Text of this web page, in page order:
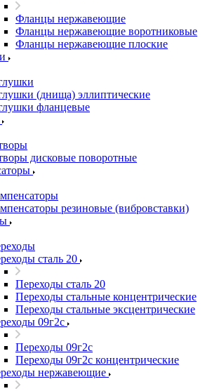
Фланцы нержавеющие
Фланцы нержавеющие воротниковые
Фланцы нержавеющие плоские
(днища) эллиптические
фланцевые
дисковые поворотные
резиновые (вибровставки)
сталь 20
Переходы сталь 20
Переходы стальные концентрические
Переходы стальные эксцентрические
09г2с
Переходы 09г2с
Переходы 09г2с концентрические
нержавеющие